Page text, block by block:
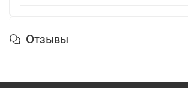
Отзывы